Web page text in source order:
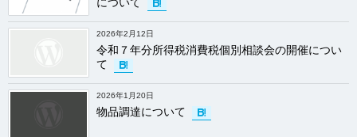
について
2026年2月12日
令和７年分所得税消費税個別相談会の開催につい
て
2026年1月20日
物品調達について